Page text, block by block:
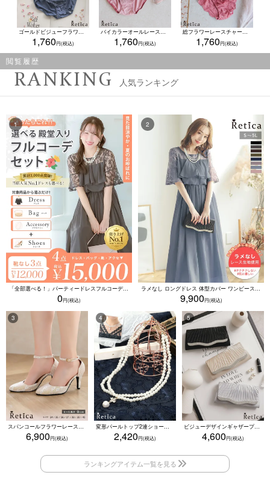
ゴールドビジューフラワーレース脇高ブラジャー＆ショーツセット(ブルーグレー)(A～F/65～80)
1,760
バイカラーオールレース脇高ブラジャー＆ショーツ2点セット(A~F,65~80)
1,760
総フラワーレースチャーム付きカップブラジャー＆ショーツセット(A～F/65～80)
1,760
閲覧履歴
RANKING 人気ランキング
「全部選べる！」パーティードレスフルコーデセット (ドレス1点＋バッグ1点＋アクセ1点+靴1足/4点15000円(税込)/靴なしで12000円(税込))
0
ラメなし ロングドレス 体型カバー ワンピース 敏感肌対応 結婚式 二次会 お呼ばれ 大人 上品 (Sサイズ～5Lサイズ)
9,900
スパンコールフラワーレースアンクルストラップハイヒールセパレートパンプス (ベージュ)
6,900
変形パールトップ2連ショートパールネックレス(ホワイト)
2,420
ビジューデザインギャザープリーツ入り2wayバッグ(ベージュ/シルバー/ブラック)
4,600